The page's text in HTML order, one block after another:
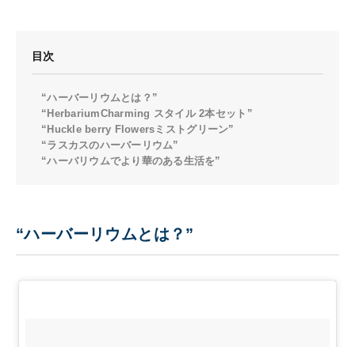
目次
“ハーバーリウムとは？”
“HerbariumCharming スタイル 2本セット”
“Huckle berry Flowersミストグリーン”
“ラスカスのハーバーリウム”
“ハーバリウムでより華のある生活を”
“ハーバーリウムとは？”